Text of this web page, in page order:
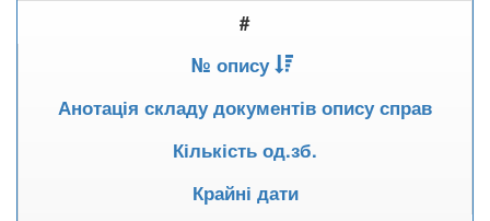
#
№ опису
Анотація складу документів опису справ
Кількість од.зб.
Крайні дати